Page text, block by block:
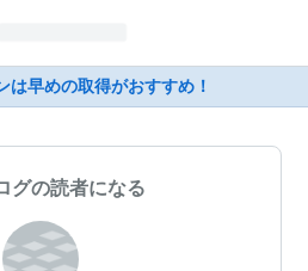
は早めの取得がおすすめ！
グの読者になる